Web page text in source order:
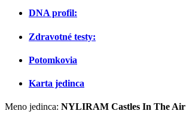
DNA profil:
Zdravotné testy:
Potomkovia
Karta jedinca
Meno jedinca: NYLIRAM Castles In The Air